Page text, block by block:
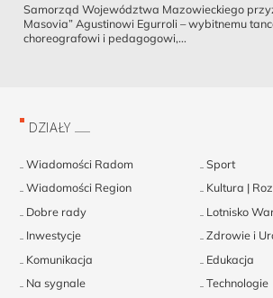
Samorząd Województwa Mazowieckiego
Masovia” Agustinowi Egurroli – wybitnemu
choreografowi i pedagogowi,...
DZIAŁY
Wiadomości Radom
Sport
Wiadomości Region
Kultura |
Dobre rady
Lotnisko
Inwestycje
Zdrowie i
Komunikacja
Edukacja
Na sygnale
Technologie